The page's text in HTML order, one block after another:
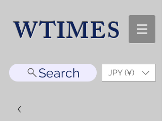
WTIMES
Search JPY (¥)